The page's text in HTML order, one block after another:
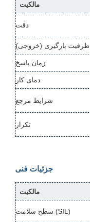
مالکیت
دقت
ظرفیت بارگیری (خروجی)
زمان پاسخ
دمای کار
شرایط مرجع
تکرار
جزئیات فنی
مالکیت
سطح سلامت (SIL)